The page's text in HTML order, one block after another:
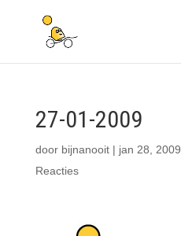
27-01-2009
door bijnanooit| jan 28, 2009
Reacties